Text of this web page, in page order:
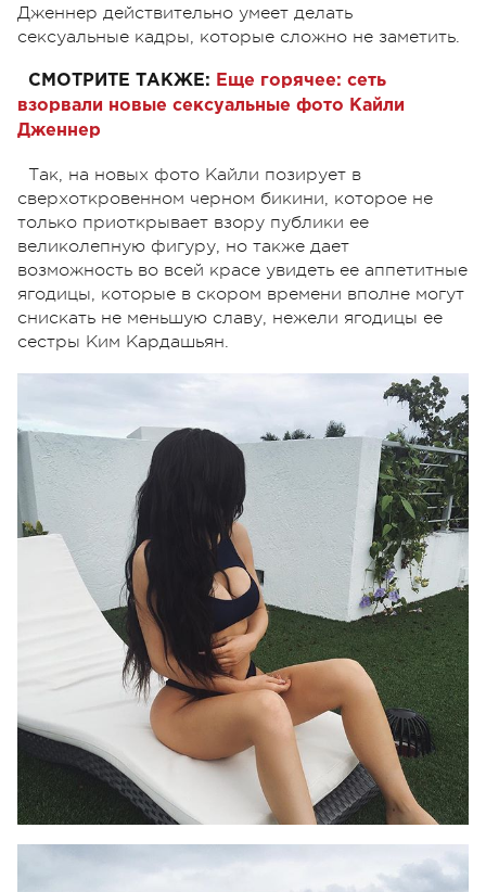
Дженнер действительно умеет делать
сексуальные кадры, которые сложно не заметить.
СМОТРИТЕ ТАКЖЕ: Еще горячее: сеть
взорвали новые сексуальные фото Кайли
Дженнер
Так, на новых фото Кайли позирует в
сверхоткровенном черном бикини, которое не
только приоткрывает взору публики ее
великолепную фигуру, но также дает
возможность во всей красе увидеть ее аппетитные
ягодицы, которые в скором времени вполне могут
снискать не меньшую славу, нежели ягодицы ее
сестры Ким Кардашьян.